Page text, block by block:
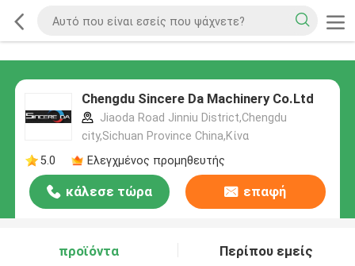
Chengdu Sincere Da Machinery Co.Ltd
Jiaoda Road Jinniu District,Chengdu
city,Sichuan Province China,Κίνα
5.0
Ελεγχμένος προμηθευτής
κάλεσε τώρα επαφή
προϊόντα Περίπου εμείς